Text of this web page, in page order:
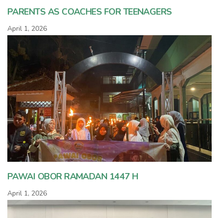
PARENTS AS COACHES FOR TEENAGERS
April 1, 2026
PAWAI OBOR RAMADAN 1447 H
April 1, 2026